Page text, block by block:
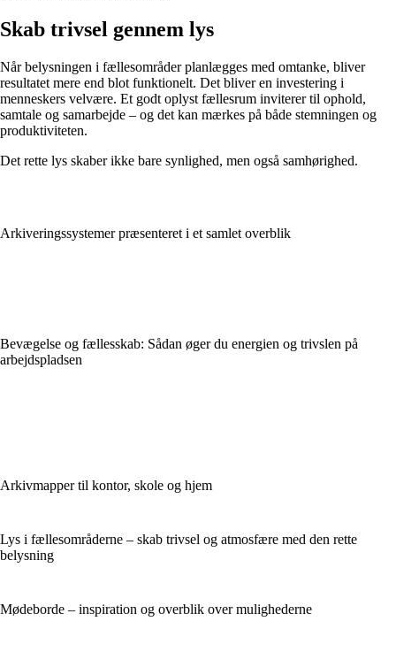
Skab trivsel gennem lys
Når belysningen i fællesområder planlægges med omtanke, bliver
resultatet mere end blot funktionelt. Det bliver en investering i
menneskers velvære. Et godt oplyst fællesrum inviterer til ophold,
samtale og samarbejde – og det kan mærkes på både stemningen og
produktiviteten.
Det rette lys skaber ikke bare synlighed, men også samhørighed.
Arkiveringssystemer præsenteret i et samlet overblik
Bevægelse og fællesskab: Sådan øger du energien og trivslen på
arbejdspladsen
Arkivmapper til kontor, skole og hjem
Lys i fællesområderne – skab trivsel og atmosfære med den rette
belysning
Mødeborde – inspiration og overblik over mulighederne